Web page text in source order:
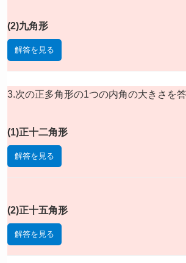
(2)九角形
解答を見る
3.次の正多角形の1つの内角の大きさを答
(1)正十二角形
解答を見る
(2)正十五角形
解答を見る